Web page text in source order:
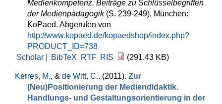
Medienkompetenz. Beiträge zu Schlüsselbegriffen
der Medienpädagogik(S. 239-249). München:
KoPaed. Abgerufen von
http://www.kopaed.de/kopaedshop/index.php?
PRODUCT_ID=738
Scholar |
BibTeX RTF RIS (291.43 KB)
Kerres, M., & de Witt, C.. (2011). Zur
(Neu)Positionierung der Mediendidaktik.
Handlungs- und Gestaltungsorientierung in der